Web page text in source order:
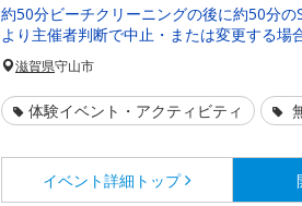
約50分ビーチクリーニングの後に約50分
より主催者判断で中止・または変更する場
滋賀県守山市
体験イベント・アクティビティ
イベント詳細 トップ